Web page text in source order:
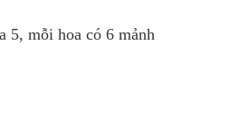
5, mỗi hoa có 6 mảnh